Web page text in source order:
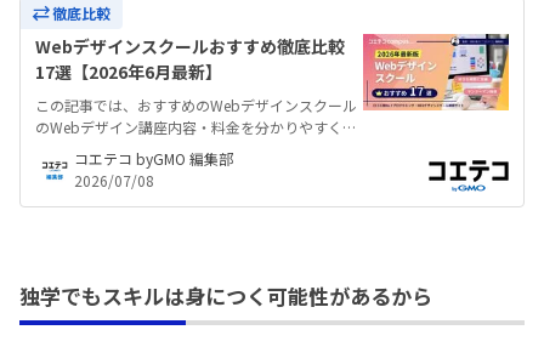
徹底比較
Webデザインスクールおすすめ徹底比較
17選【2026年6月最新】
この記事では、おすすめのWebデザインスクール
のWebデザイン講座内容・料金を分かりやすく一
覧で比較しています。未経験からの転職や副業、
在宅勤務（リモートワーク）、フリーランス独立
など、自由な働き方を実現。社会人におすすめの
WebデザインスクールやWeb制作スクールなど徹
コエテコ byGMO 編集部
2026/07/08
独学でもスキルは身につく可能性があるから